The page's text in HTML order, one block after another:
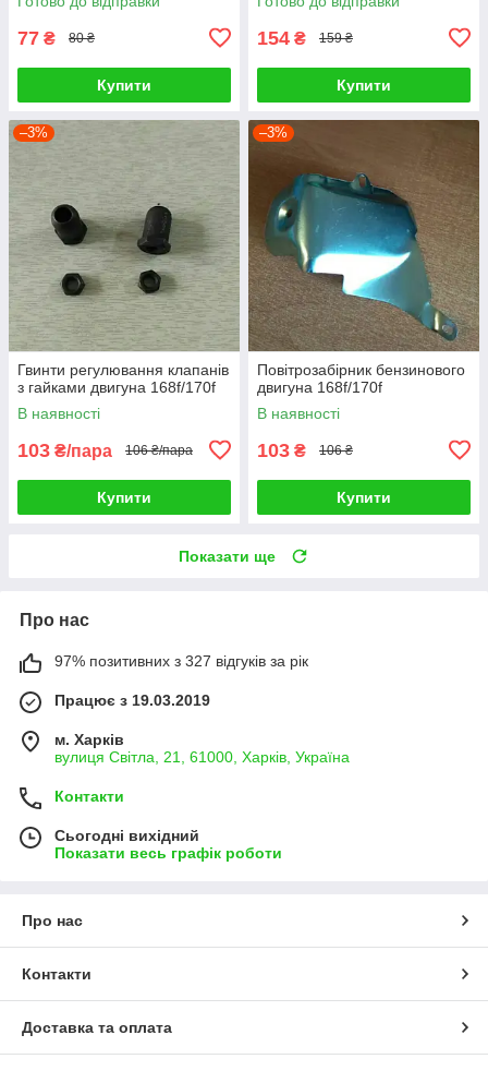
77 ₴ 80 ₴
Купити
154 ₴ 159 ₴
Купити
–3%
Гвинти регулювання клапанів
з гайками двигуна 168f/170f
В наявності
103 ₴/пара 106 ₴/пара
Купити
–3%
Повітрозабірник бензинового
двигуна 168f/170f
В наявності
103 ₴ 106 ₴
Купити
Показати ще
Про нас
97% позитивних з 327 відгуків за рік
Працює з 19.03.2019
м. Харків
вулиця Світла, 21, 61000, Харків, Україна
Контакти
Сьогодні вихідний
Показати весь графік роботи
Про нас
Контакти
Доставка та оплата